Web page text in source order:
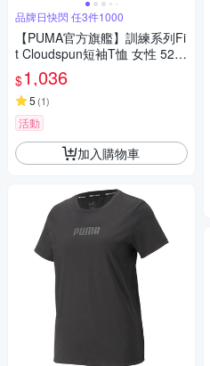
品牌日快閃 任3件1000
【PUMA官方旗艦】訓練系列Fi
t Cloudspun短袖T恤 女性 525
77601
$1,036
5 (1)
活動
加入購物車